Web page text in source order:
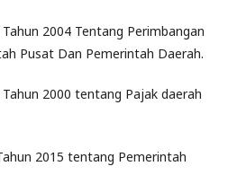
2004 Tentang Perimbangan
Pusat Dan Pemerintah Daerah.
2000 tentang Pajak daerah
2015 tentang Pemerintah